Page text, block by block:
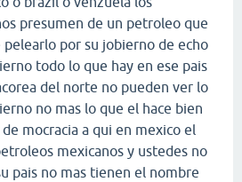
presumen de un petroleo que
por su jobierno de echo
todo lo que hay en ese pais
del norte no pueden ver lo
no mas lo que el hace bien
mocracia a qui en mexico el
mexicanos y ustedes no
pais no mas tienen el nombre